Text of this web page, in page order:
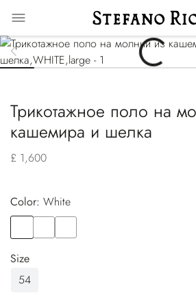
Трикотажное поло на
кашемира и шелка
£ 1,600
Color:
white
Size
54